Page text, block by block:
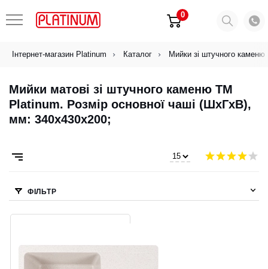
0
Інтернет-магазин Platinum Каталог Мийки зі штучного каменю
Мийки матові зі штучного каменю ТМ
Platinum. Розмір основної чаші (ШхГхВ),
мм: 340x430x200;
ФІЛЬТР